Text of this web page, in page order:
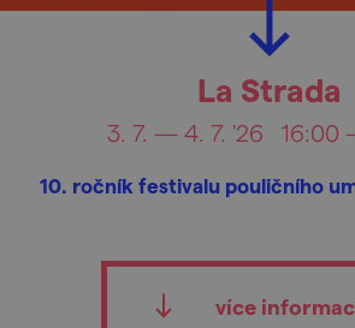
La Strada
3. 7. — 4. 7. '26 16:00
10. ročník festivalu pouličního
více